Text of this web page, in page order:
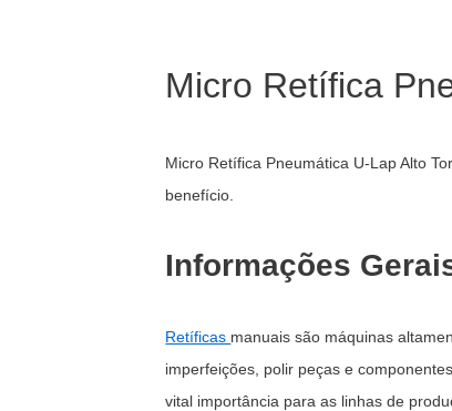
Micro Retífica
Micro Retífica Pneumática U-Lap Alto
benefício.
Informações
Retíficas manuais são máquinas
imperfeições, polir peças e
vital importância para as linhas de